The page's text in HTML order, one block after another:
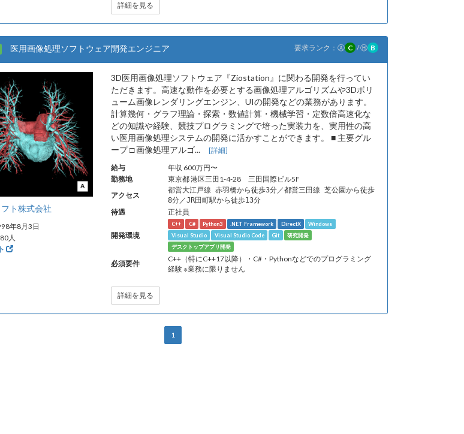
詳細を見る
医用画像処理ソフトウェア開発エンジニア 要求ランク： Ⓐ C /Ⓗ B
ト株式会社
年8月3日
人
3D医用画像処理ソフトウェア『Ziostation』に関わる開発を行ってい
ただきます。高速な動作を必要とする画像処理アルゴリズムや3Dボリ
ューム画像レンダリングエンジン、UIの開発などの業務があります。
計算幾何・グラフ理論・探索・数値計算・機械学習・定数倍高速化な
どの知識や経験、競技プログラミングで培った実装力を、実用性の高
い医用画像処理システムの開発に活かすことができます。 ■ 主要グル
ープ □ 画像処理アルゴ... [詳細]
給与
年収 600万円〜
勤務地
東京都 港区三田1-4-28 三田国際ビル5F
アクセス
都営大江戸線 赤羽橋から徒歩3分／都営三田線 芝公園から徒歩
8分／JR田町駅から徒歩13分
待遇 正社員
開発環境
C++ C# Python3 .NET Framework DirectX
Windows
Visual Studio
Visual Studio Code Git
研究開発
デスクトップアプリ開発
必須要件
C++（特にC++17以降）・C#・Pythonなどでのプログラミング
経験 ※業務に限りません
詳細を見る
1